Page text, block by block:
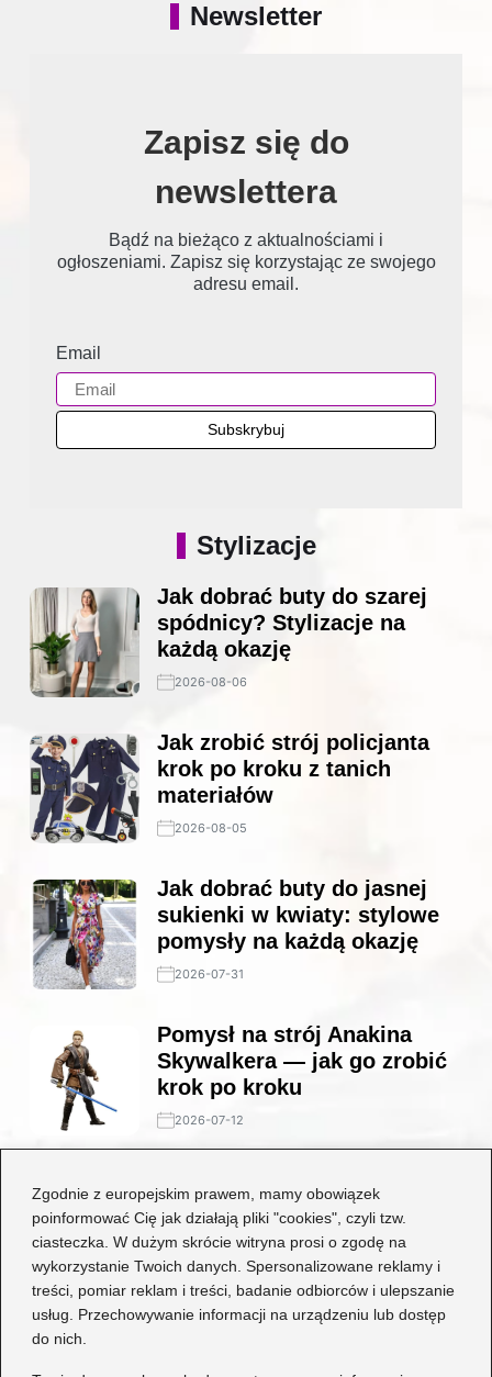
Zgodnie z europejskim prawem, mamy obowiązek
poinformować Cię jak działają pliki "cookies", czyli tzw.
ciasteczka. W dużym skrócie witryna prosi o zgodę na
wykorzystanie Twoich danych. Spersonalizowane reklamy i
treści, pomiar reklam i treści, badanie odbiorców i ulepszanie
usług. Przechowywanie informacji na urządzeniu lub dostęp
do nich.
Newsletter
Zapisz się do
newslettera
Bądź na bieżąco z aktualnościami i
ogłoszeniami. Zapisz się korzystając ze swojego
adresu email.
Email
Stylizacje
Jak dobrać buty do szarej
spódnicy? Stylizacje na
każdą okazję
2026-08-06
Jak zrobić strój policjanta
krok po kroku z tanich
materiałów
2026-08-05
Jak dobrać buty do jasnej
sukienki w kwiaty: stylowe
pomysły na każdą okazję
2026-07-31
Pomysł na strój Anakina
Skywalkera — jak go zrobić
krok po kroku
2026-07-12
buty będą idealne do czarnej
koronkowej sukienki?
2026-06-29
Kategorie